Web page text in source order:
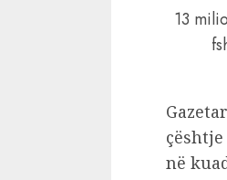
13
në